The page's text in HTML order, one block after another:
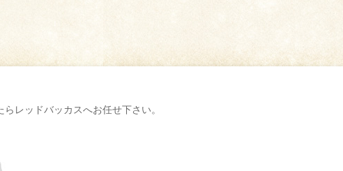
レッドバッカスへお任せ下さい。